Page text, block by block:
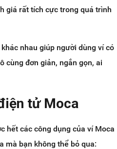
giá rất tích cực trong quá trình
nhau giúp người dùng ví có
cùng đơn giản, ngắn gọn, ai
tử Moca
hết các công dụng của ví Moca
mà bạn không thể bỏ qua: